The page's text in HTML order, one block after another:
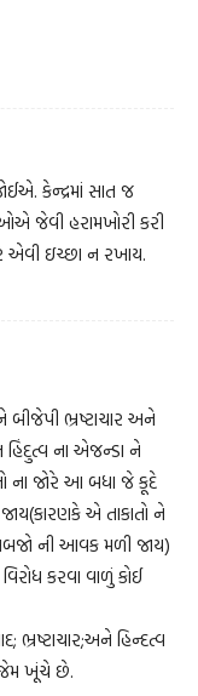
કેન્દ્રમાં સાત જ
જેવી હરામખોરી કરી
ઇચ્છા ન રખાય.
ભ્રષ્ટાચાર અને
હિંદુત્વ ના એજન્ડા ને
ના જોરે આ બધા જે કૂદે
એ તાકાતો ને
ની આવક મળી જાય)
કરવા વાળું કોઈ
ભ્રષ્ટાચાર;અને હિન્દત્વ
જેમ ખૂંચે છે.